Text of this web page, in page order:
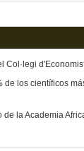
Col·legi
de los científicos
de la Academia